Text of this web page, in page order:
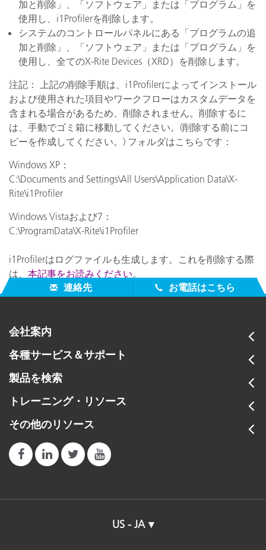
加と削除」、「ソフトウェア」または「プログラム」を
使用し、i1Profilerを削除します。
システムのコントロールパネルにある「プログラムの追
加と削除」、「ソフトウェア」または「プログラム」を
使用し、全てのX-Rite Devices（XRD）を削除します。
注記： 上記の削除手順は、i1Profilerによってインストール
および使用された項目やワークフローはカスタムデータを
含まれる場合があるため、削除されません。削除するに
は、手動でゴミ箱に移動してください。(削除する前にコ
ピーを作成してください。) フォルダはこちらです：
Windows XP：
C:\Documents and Settings\All Users\Application Data\X-
Rite\i1Profiler
Windows Vistaおよび7：
C:\ProgramData\X-Rite\i1Profiler
i1Profilerはログファイルも生成します。これを削除する際
は、 本記事をお読みください。
連絡先
お電話はこちら
会社案内
各種サービス＆サポート
製品を検索
トレーニング・リソース
その他のリソース
US - JA